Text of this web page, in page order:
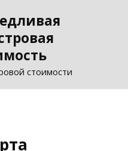
стоимости